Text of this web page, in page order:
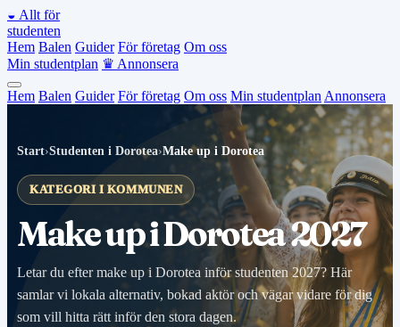
◒ Allt för
studenten
Hem Balen Guider För företag Om oss
Min studentplan ♛ Annonsera
Hem Balen Guider För företag Om oss Min studentplan Annonsera
Start›Studenten i Dorotea›Make up i Dorotea
KATEGORI I KOMMUNEN
Make up i Dorotea 2027
Letar du efter make up i Dorotea inför studenten 2027? Här
samlar vi lokala alternativ, bokad aktör och vägar vidare för dig
som vill hitta rätt inför den stora dagen.